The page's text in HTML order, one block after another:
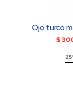
Ojo turco
$